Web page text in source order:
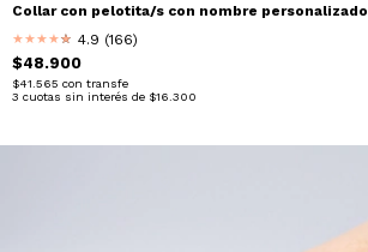
Collar con pelotita/s con nombre personalizado
★★★★★
★ 4.9 (166)
$48.900
$41.565 con transfe
3 cuotas sin interés de $16.300